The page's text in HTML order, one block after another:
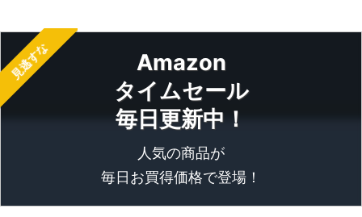
見逃すな
Amazon
タイムセール
毎日更新中！
人気の商品が
毎日お買得価格で登場！